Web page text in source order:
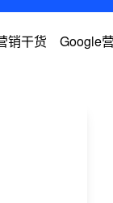
销干货 Google